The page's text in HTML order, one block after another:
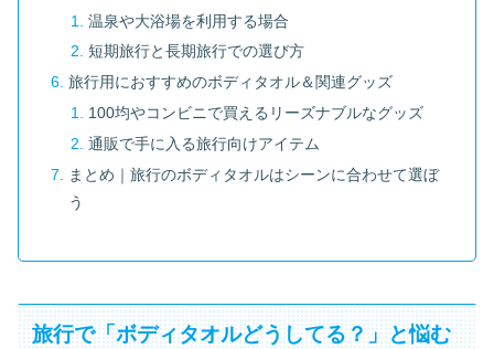
温泉や大浴場を利用する場合
短期旅行と長期旅行での選び方
旅行用におすすめのボディタオル＆関連グッズ
100均やコンビニで買えるリーズナブルなグッズ
通販で手に入る旅行向けアイテム
まとめ｜旅行のボディタオルはシーンに合わせて選ぼ
う
旅行で「ボディタオルどうしてる？」と悩む